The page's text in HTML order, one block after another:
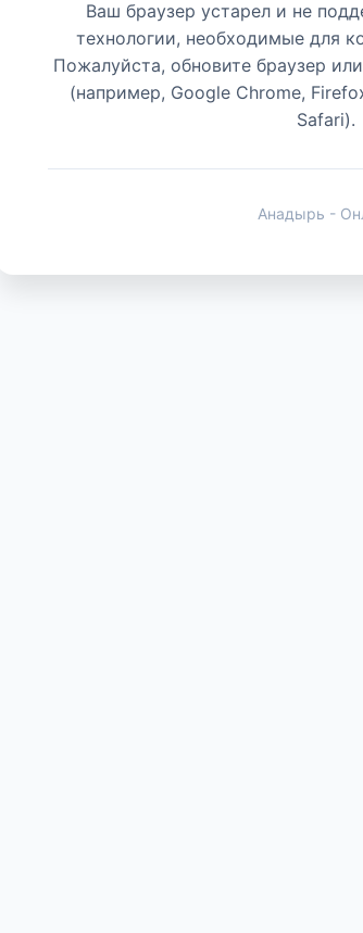
Ваш браузер устарел и не
технологии, необходимые для
Пожалуйста, обновите браузер
(например, Google Chrome,
Safari).
Анадырь -